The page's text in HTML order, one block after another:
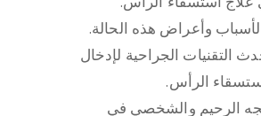
وأعراض هذه الحالة.
التقنيات الجراحية لإدخال
الرأس.
الرحيم والشخصي في